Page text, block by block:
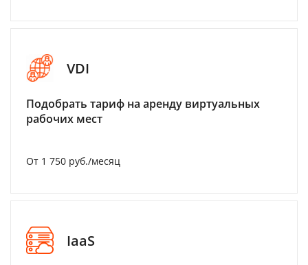
VDI
Подобрать тариф на аренду виртуальных
рабочих мест
От 1 750 руб./месяц
IaaS